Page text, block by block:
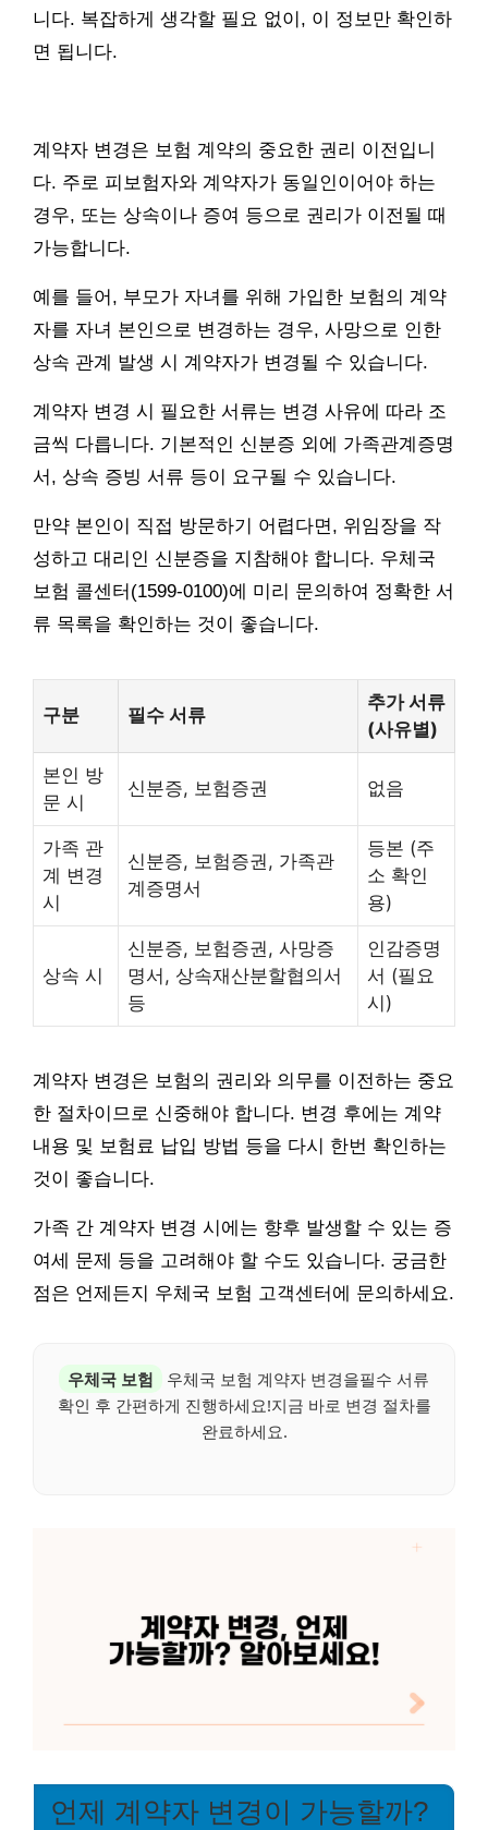
니다. 복잡하게 생각할 필요 없이, 이 정보만 확인하
면 됩니다.
계약자 변경은 보험 계약의 중요한 권리 이전입니
다. 주로 피보험자와 계약자가 동일인이어야 하는
경우, 또는 상속이나 증여 등으로 권리가 이전될 때
가능합니다.
예를 들어, 부모가 자녀를 위해 가입한 보험의 계약
자를 자녀 본인으로 변경하는 경우, 사망으로 인한
상속 관계 발생 시 계약자가 변경될 수 있습니다.
계약자 변경 시 필요한 서류는 변경 사유에 따라 조
금씩 다릅니다. 기본적인 신분증 외에 가족관계증명
서, 상속 증빙 서류 등이 요구될 수 있습니다.
만약 본인이 직접 방문하기 어렵다면, 위임장을 작
성하고 대리인 신분증을 지참해야 합니다. 우체국
보험 콜센터(1599-0100)에 미리 문의하여 정확한 서
류 목록을 확인하는 것이 좋습니다.
구분 필수 서류
추가 서류
(사유별)
본인 방
문 시
신분증, 보험증권 없음
가족 관
계 변경
시
신분증, 보험증권, 가족관
계증명서
등본 (주
소 확인
용)
상속 시
신분증, 보험증권, 사망증
명서, 상속재산분할협의서
등
인감증명
서 (필요
시)
계약자 변경은 보험의 권리와 의무를 이전하는 중요
한 절차이므로 신중해야 합니다. 변경 후에는 계약
내용 및 보험료 납입 방법 등을 다시 한번 확인하는
것이 좋습니다.
가족 간 계약자 변경 시에는 향후 발생할 수 있는 증
여세 문제 등을 고려해야 할 수도 있습니다. 궁금한
점은 언제든지 우체국 보험 고객센터에 문의하세요.
우체국 보험
우체국 보험 계약자 변경을필수 서류
확인 후 간편하게 진행하세요!지금 바로 변경 절차를
완료하세요.
언제 계약자 변경이 가능할까?